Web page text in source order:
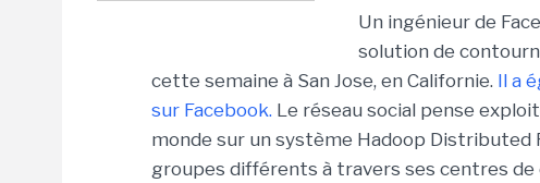
Un ingénieur de
solution de
cette semaine à San Jose, en Californie. Il a
sur Facebook. Le réseau social pense
monde sur un système Hadoop Distributed
groupes différents à travers ses centres de